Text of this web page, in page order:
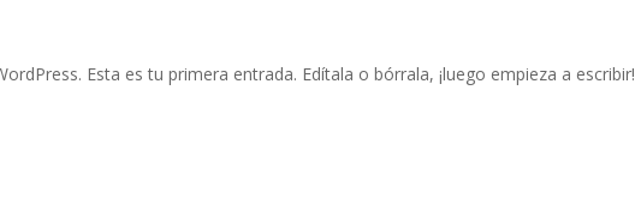
Esta es tu primera entrada. Edítala o bórrala, ¡luego empieza a escribir!